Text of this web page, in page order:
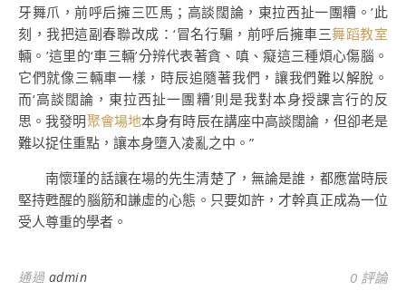
牙舞爪，前呼后擁三匹馬；高談闊論，東拉西扯一團糟。’此
刻，我把這副春聯改成：‘冒名行騙，前呼后擁車三舞蹈教室
輛。’這里的‘車三輛’分辨代表著貪、嗔、癡這三種煩心傷腦。
它們就像三輛車一樣，時辰追隨著我們，讓我們難以解脫。
而‘高談闊論，東拉西扯一團糟’則是我對本身授課言行的反
思。我發明聚會場地本身有時辰在講座中高談闊論，但卻老是
難以捉住重點，讓本身墮入凌亂之中。”
南懷瑾的話讓在場的先生清楚了，無論是誰，都應當時辰
堅持甦醒的腦筋和謙虛的心態。只要如許，才幹真正成為一位
受人尊重的學者。
通過 admin 0 評論